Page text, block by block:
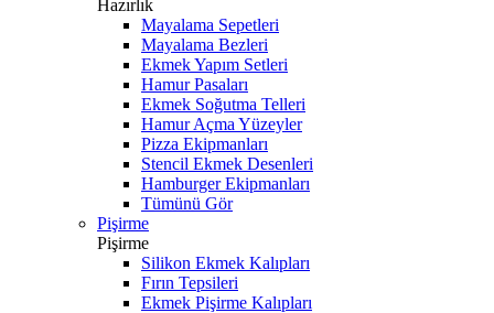
Hazırlık
Mayalama Sepetleri
Mayalama Bezleri
Ekmek Yapım Setleri
Hamur Pasaları
Ekmek Soğutma Telleri
Hamur Açma Yüzeyler
Pizza Ekipmanları
Stencil Ekmek Desenleri
Hamburger Ekipmanları
Tümünü Gör
Pişirme
Pişirme
Silikon Ekmek Kalıpları
Fırın Tepsileri
Ekmek Pişirme Kalıpları